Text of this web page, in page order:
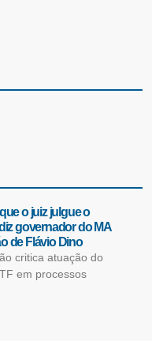
o juiz julgue o
governador do MA
de Flávio Dino
critica atuação do
em processos